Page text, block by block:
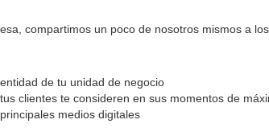
compartimos un poco de nosotros mismos a los
de tu unidad de negocio
clientes te consideren en sus momentos de
medios digitales